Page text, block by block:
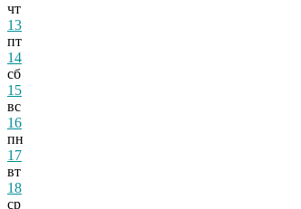
чт
13
пт
14
сб
15
вс
16
пн
17
вт
18
ср